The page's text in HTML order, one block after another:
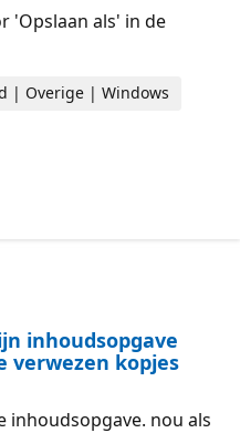
'Opslaan als' in de
| Overige | Windows
inhoudsopgave
verwezen kopjes
inhoudsopgave. nou als